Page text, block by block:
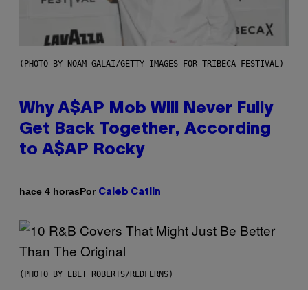
(PHOTO BY NOAM GALAI/GETTY IMAGES FOR TRIBECA FESTIVAL)
Why A$AP Mob Will Never Fully
Get Back Together, According
to A$AP Rocky
hace 4 horasPor Caleb Catlin
(PHOTO BY EBET ROBERTS/REDFERNS)